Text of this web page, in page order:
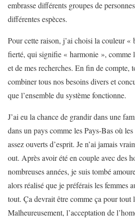
embrasse différents groupes de
différentes espèces.
Pour cette raison, j’ai choisi la couleur «
fierté, qui signifie « harmonie », comme
et de mes recherches. En fin de compte,
combiner tous nos besoins divers et
que l’ensemble du système fonctionne.
J’ai eu la chance de grandir dans une
dans un pays comme les Pays-Bas où
assez ouverts d’esprit. Je n’ai jamais
out. Après avoir été en couple avec des
nombreuses années, je suis tombé
alors réalisé que je préférais les femmes
tout. Ça devrait être comme ça pour tout
Malheureusement, l’acceptation de